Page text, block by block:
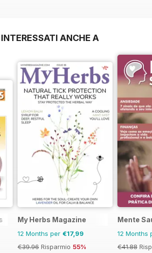
ANCHE A
My Herbs Magazine
12 Months per €17,99
€39.96 Risparmio 55%
Mente
12 Months
€41.88